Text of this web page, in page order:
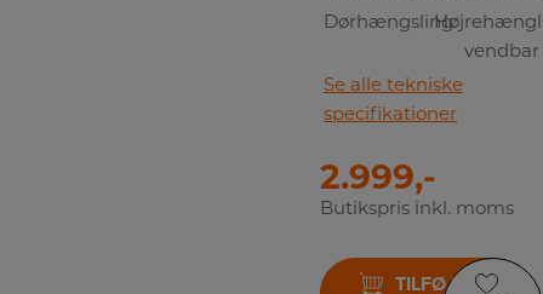
Dørhængsling:
vendbar
Se alle tekniske
specifikationer
2.999,-
Butikspris inkl. moms
TILFØJ TIL